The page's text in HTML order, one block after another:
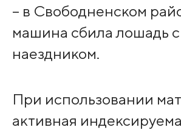
– в Свободненском
машина сбила лошадь с
наездником.
При использовании
активная